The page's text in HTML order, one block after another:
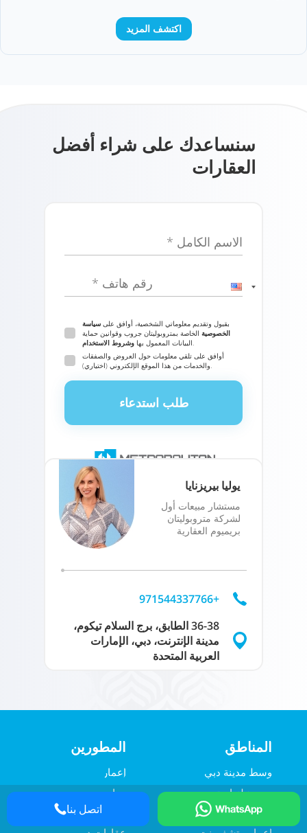
اكتشف المزيد
الاسم الكامل *
رقم هاتف *
بقبول وتقديم معلوماتي الشخصية، أوافق على سياسة
الخصوصية الخاصة بمتروبوليتان جروب وقوانين حماية
البيانات المعمول بها وشروط الاستخدام
.
أوافق على تلقي معلومات حول العروض والصفقات
والخدمات من هذا الموقع الإلكتروني (اختياري).
طلب استدعاء
يوليا بيريزنايا
مستشار مبيعات أول
لشركة متروبوليتان
بريميوم العقارية
+971544337766
36-38 الطابق، برج السلام تيكوم،
مدينة الإنترنت، دبي، الإمارات
العربية المتحدة
سنساعدك على شراء أفضل
العقارات
المطورين
إعمار
مِراس
المناطق
وسط مدينة دبي
دبي هيلز استيت
ميناء خور دبي
اتصل بنا